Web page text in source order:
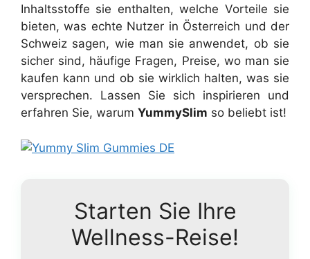
Inhaltsstoffe sie enthalten, welche Vorteile sie
bieten, was echte Nutzer in Österreich und der
Schweiz sagen, wie man sie anwendet, ob sie
sicher sind, häufige Fragen, Preise, wo man sie
kaufen kann und ob sie wirklich halten, was sie
versprechen. Lassen Sie sich inspirieren und
erfahren Sie, warum YummySlim so beliebt ist!
Starten Sie Ihre
Wellness-Reise!